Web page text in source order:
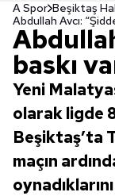
A Spor Beşiktaş
Abdullah Avcı:
baskı
Yeni
olarak ligde
Beşiktaş’ta
maçın